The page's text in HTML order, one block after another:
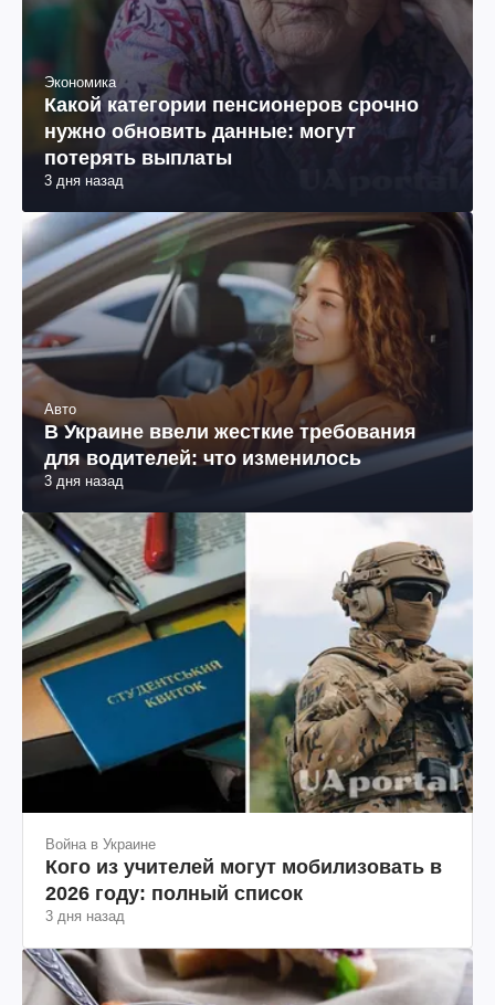
Экономика
Какой категории пенсионеров срочно
нужно обновить данные: могут
потерять выплаты
3 дня назад
Авто
В Украине ввели жесткие требования
для водителей: что изменилось
3 дня назад
Война в Украине
Кого из учителей могут мобилизовать в
2026 году: полный список
3 дня назад